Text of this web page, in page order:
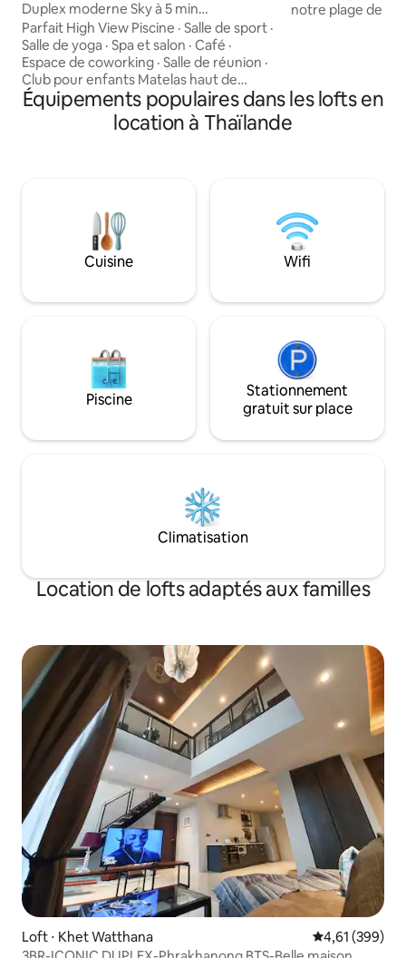
Duplex moderne Sky à 5 min
d'Ekkamai/Rama 9| Bar RCA
Parfait High View Piscine · Salle de sport ·
Salle de yoga · Spa et salon · Café ·
Espace de coworking · Salle de réunion ·
Club pour enfants Matelas haut de
gamme neuf · Linge de maison propre
de haute qualité · Télévision par câble
40 pouces · Baies vitrées · Agencement
Séchoir à linge 🚿 Salle de bain Douche
séparée avec paroi fixe / paroi vitrée ·
Sèche-cheveux · Shampoing · Après-
shampoing · Gel douche pour le corps ·
notre plage de
massage spa,
producteurs
des magasins et
garantie de 5 000
thb kwtt Eau 17
Équipements populaires dans les lofts en
location à Thaïlande
Cuisine Wifi
Piscine
Stationnement
gratuit sur place
Climatisation
Location de lofts adaptés aux familles
Loft ⋅ Khet Watthana Évaluation
4,61 (399)